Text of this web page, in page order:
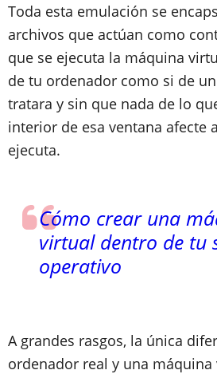
Toda esta emulación se
archivos que actúan como
que se ejecuta la máquina
de tu ordenador como si de
tratara y sin que nada de lo
interior de esa ventana afecte
ejecuta.
Cómo crear una
virtual dentro de tu
operativo
A grandes rasgos, la única
ordenador real y una